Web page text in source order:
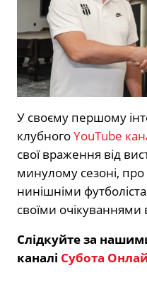
У своєму першому
клубногоYouTube
свої враження від
минулому сезоні, про
нинішніми
своїми очікуваннями
Слідкуйте за
каналі Субота